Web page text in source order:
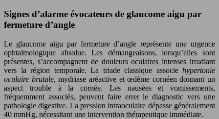
Signes d’alarme évocateurs de glaucome aigu par
fermeture d’angle
Le glaucome aigu par fermeture d’angle représente une urgence
ophtalmologique absolue. Les démangeaisons, lorsqu’elles sont
présentes, s’accompagnent de douleurs oculaires intenses irradiant
vers la région temporale. La triade classique associe hypertonie
oculaire brutale, mydriase aréactive et œdème cornéen donnant un
aspect trouble à la cornée. Les nausées et vomissements,
fréquemment associés, peuvent faire errer le diagnostic vers une
pathologie digestive. La pression intraoculaire dépasse généralement
40 mmHg, nécessitant une intervention thérapeutique immédiate.